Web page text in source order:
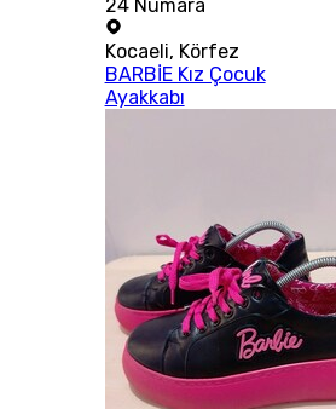
24 Numara
Kocaeli, Körfez
BARBİE Kız Çocuk
Ayakkabı